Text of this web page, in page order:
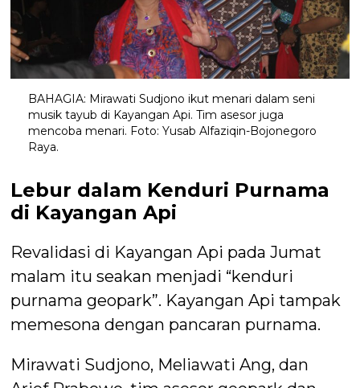
BAHAGIA: Mirawati Sudjono ikut menari dalam seni
musik tayub di Kayangan Api. Tim asesor juga
mencoba menari. Foto: Yusab Alfaziqin-Bojonegoro
Raya.
Lebur dalam Kenduri Purnama
di Kayangan Api
Revalidasi di Kayangan Api pada Jumat
malam itu seakan menjadi “kenduri
purnama geopark”. Kayangan Api tampak
memesona dengan pancaran purnama.
Mirawati Sudjono, Meliawati Ang, dan